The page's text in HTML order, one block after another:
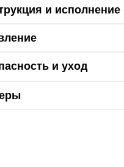
и исполнение
и уход